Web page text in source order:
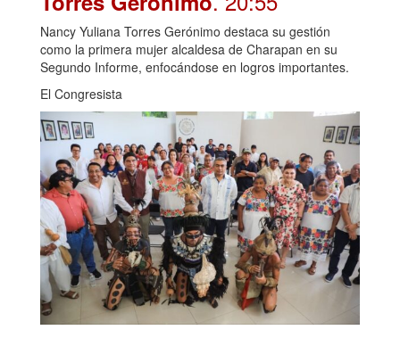
Nancy Yuliana Torres Gerónimo destaca su gestión
como la primera mujer alcaldesa de Charapan en su
Segundo Informe, enfocándose en logros importantes.
El Congresista